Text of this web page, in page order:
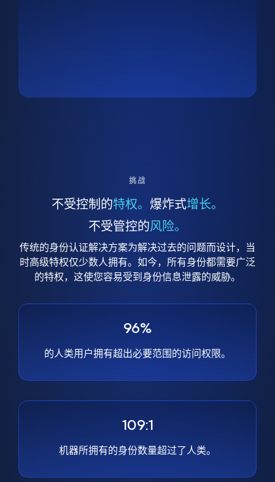
挑战
不受控制的特权。 爆炸式增长。
不受管控的风险。
传统的身份认证解决方案为解决过去的问题而设计，当
时高级特权仅少数人拥有。如今，所有身份都需要广泛
的特权，这使您容易受到身份信息泄露的威胁。
96%
的人类用户拥有超出必要范围的访问权限。
109:1
机器所拥有的身份数量超过了人类。